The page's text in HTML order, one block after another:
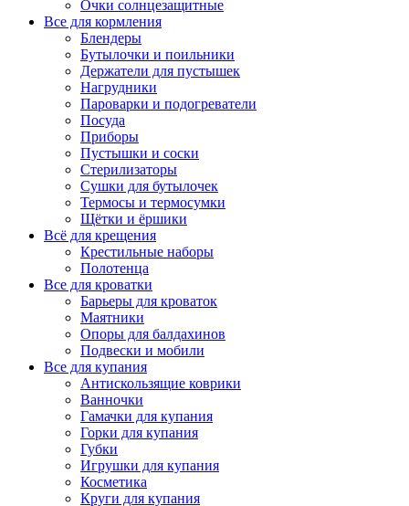
Очки солнцезащитные
Все для кормления
Блендеры
Бутылочки и поильники
Держатели для пустышек
Нагрудники
Пароварки и подогреватели
Посуда
Приборы
Пустышки и соски
Стерилизаторы
Сушки для бутылочек
Термосы и термосумки
Щётки и ёршики
Всё для крещения
Крестильные наборы
Полотенца
Все для кроватки
Барьеры для кроваток
Маятники
Опоры для балдахинов
Подвески и мобили
Все для купания
Антискользящие коврики
Ванночки
Гамачки для купания
Горки для купания
Губки
Игрушки для купания
Косметика
Круги для купания